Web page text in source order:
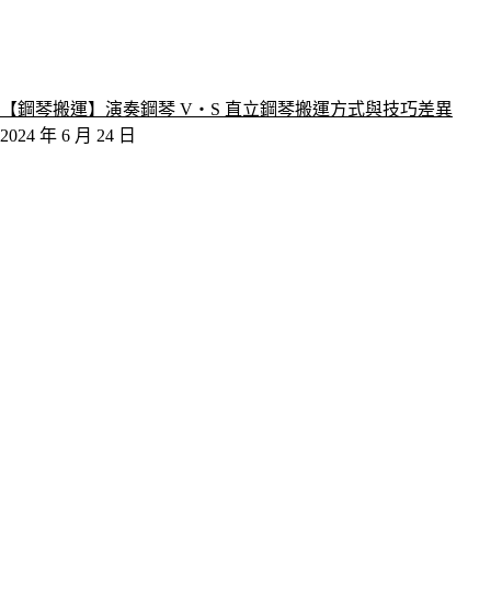
【鋼琴搬運】演奏鋼琴 V‧S 直立鋼琴搬運方式與技巧差異
2024 年 6 月 24 日